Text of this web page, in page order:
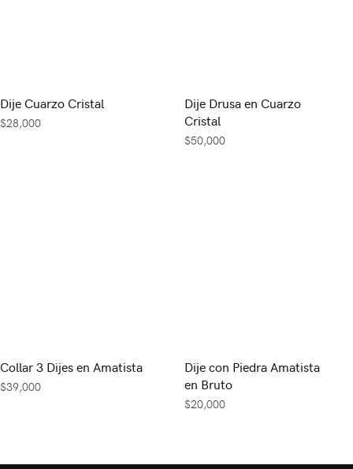
Dije Cuarzo Cristal
$28,000
Dije Drusa en Cuarzo
Cristal
$50,000
Collar 3 Dijes en Amatista
$39,000
Dije con Piedra Amatista
en Bruto
$20,000